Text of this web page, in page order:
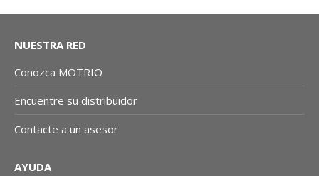
NUESTRA RED
Conozca MOTRIO
Encuentre su distribuidor
Contacte a un asesor
AYUDA